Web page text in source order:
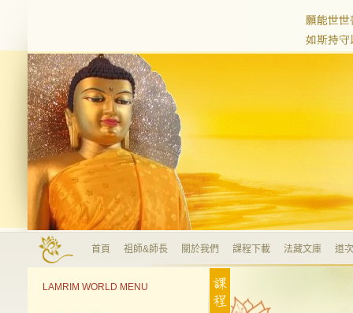
首頁 祖師&師長 關於我們 課程下載 法藏文庫 道
LAMRIM WORLD MENU